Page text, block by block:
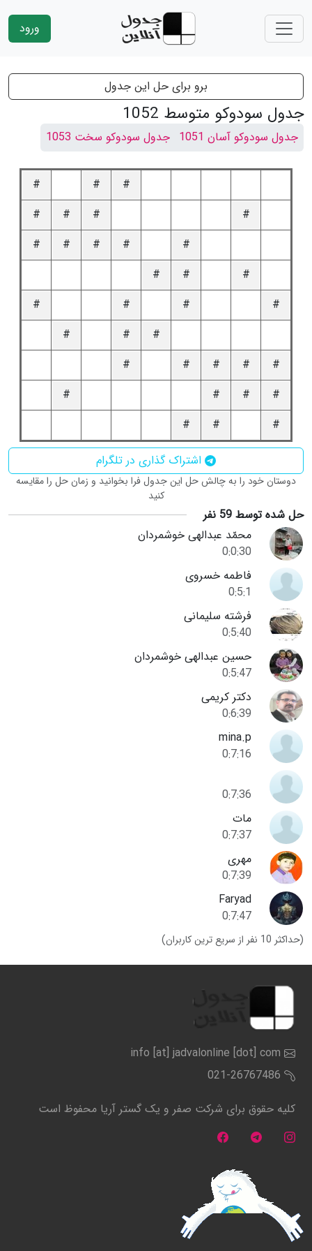
ورود
برو برای حل این جدول
جدول سودوکو متوسط 1052
جدول سودوکو آسان 1051 جدول سودوکو سخت 1053
#
#
#
#
#
#
#
#
#
#
#
#
#
#
#
#
#
#
#
#
#
#
#
#
#
#
#
#
#
#
#
#
#
#
اشتراک گذاری در تلگرام
دوستان خود را به چالش حل این جدول فرا بخوانید و زمان حل را مقایسه
کنید
حل شده توسط 59 نفر
محمّد عبدالهی خوشمردان
0:0:30
فاطمه خسروی
0:5:1
فرشته سلیمانی
0:5:40
حسین عبدالهی خوشمردان
0:5:47
دکتر کریمی
0:6:39
mina.p
0:7:16
0:7:36
مات
0:7:37
مهری
0:7:39
Faryad
0:7:47
(حداکثر 10 نفر از سریع ترین کاربران)
info [at] jadvalonline [dot] com
021-26767486
کلیه حقوق برای شرکت صفر و یک گستر آریا محفوظ است